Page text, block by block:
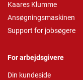
Kaares Klumme
Ansøgningsmaskinen
Support for jobsøgere
For arbejdsgivere
Din kundeside